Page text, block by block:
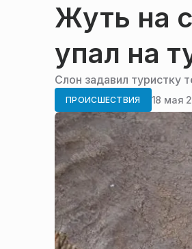
Жуть на
упал на
Слон задавил туристку
ПРОИСШЕСТВИЯ 18 мая